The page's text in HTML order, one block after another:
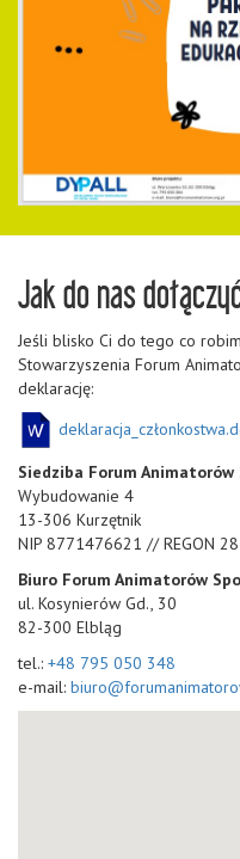
Jak do nas
Jeśli blisko Ci do tego co
Stowarzyszenia Forum
deklarację:
Siedziba Forum Animatorów
Wybudowanie 4
13-306 Kurzętnik
NIP 8771476621 // REGON
Biuro Forum Animatorów
ul. Kosynierów Gd., 30
82-300 Elbląg
tel.: +48 795 050 348
​e-mail: